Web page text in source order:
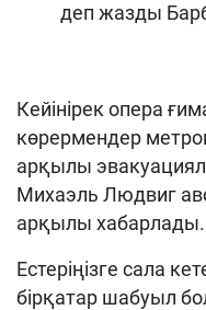
деп жазды
Кейінірек опера
көрермендер
арқылы
Михаэль Людвиг
арқылы хабарлады.
Естеріңізге сала
бірқатар шабуыл